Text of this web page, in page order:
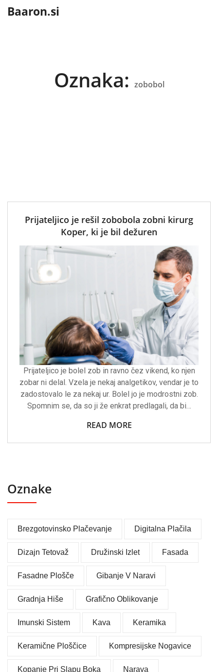
Baaron.si
Oznaka: zobobol
Prijateljico je rešil zobobola zobni kirurg
Koper, ki je bil dežuren
Prijateljico je bolel zob in ravno čez vikend, ko njen
zobar ni delal. Vzela je nekaj analgetikov, vendar je to
zadostovalo le za nekaj ur. Bolel jo je modrostni zob.
Spomnim se, da so ji že enkrat predlagali, da bi…
READ MORE
Oznake
Brezgotovinsko Plačevanje Digitalna Plačila
Dizajn Tetovaž Družinski Izlet Fasada
Fasadne Plošče Gibanje V Naravi
Gradnja Hiše Grafično Oblikovanje
Imunski Sistem Kava Keramika
Keramične Ploščice Kompresijske Nogavice
Kopanje Pri Slapu Boka Narava